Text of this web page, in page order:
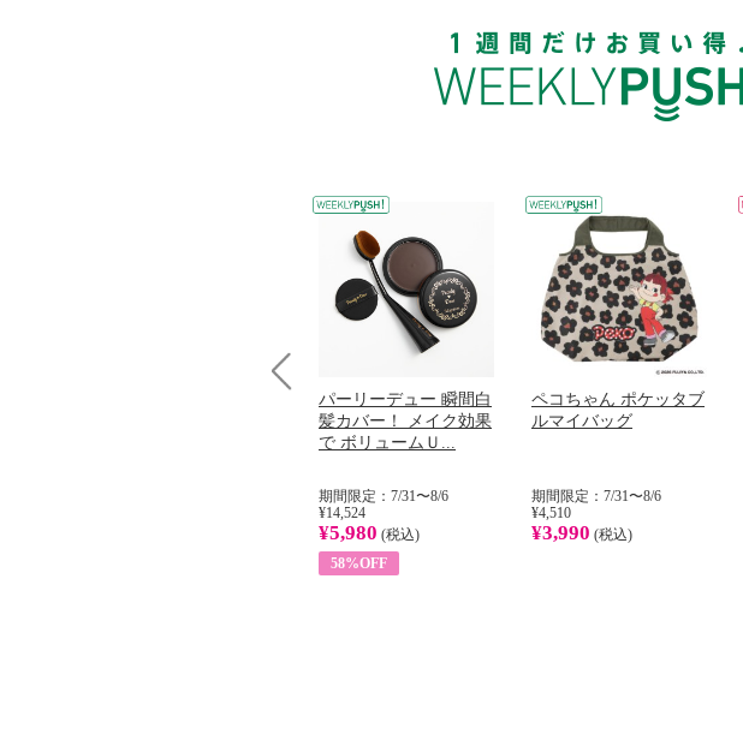
パーリーデュー 瞬間白
髪カバー！ メイク効果
で ボリュームＵ...
期間限定：7/31〜8/6
¥14,524
¥5,980 (税込)
58%OFF
ペコちゃん ポケッタブ
ルマイバッグ
期間限定：7/31〜8/6
¥4,510
¥3,990 (税込)